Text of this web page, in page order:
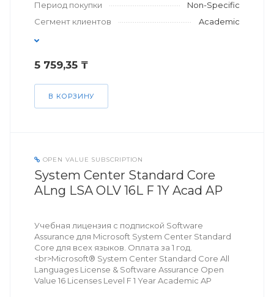
Период покупки
Non-Specific
Сегмент клиентов
Academic
5 759,35 ₸
В КОРЗИНУ
OPEN VALUE SUBSCRIPTION
System Center Standard Core
ALng LSA OLV 16L F 1Y Acad AP
Учебная лицензия с подпиской Software
Assurance для Microsoft System Center Standard
Core для всех языков. Оплата за 1 год.
<br>Microsoft® System Center Standard Core All
Languages License & Software Assurance Open
Value 16 Licenses Level F 1 Year Academic AP